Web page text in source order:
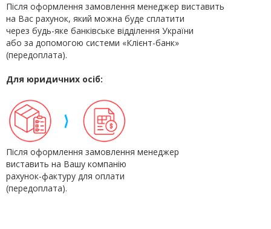
Після оформлення замовлення менеджер виставить
на Вас рахунок, який можна буде сплатити
через будь-яке банківське відділення України
або за допомогою системи «Клієнт-банк»
(передоплата).
Для юридичних осіб:
Після оформлення замовлення менеджер
виставить на Вашу компанію
рахунок-фактуру для оплати
(передоплата).